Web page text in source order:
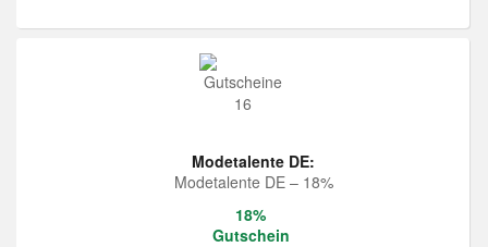
Modetalente DE:
Modetalente DE – 18%
18%
Gutschein